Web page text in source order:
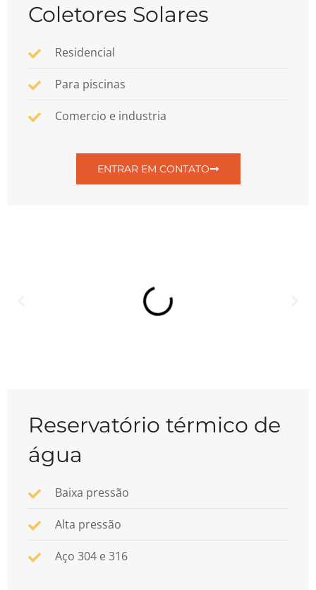
Coletores Solares
Residencial
Para piscinas
Comercio e industria
ENTRAR EM CONTATO
Reservatório térmico de
água
Baixa pressão
Alta pressão
Aço 304 e 316